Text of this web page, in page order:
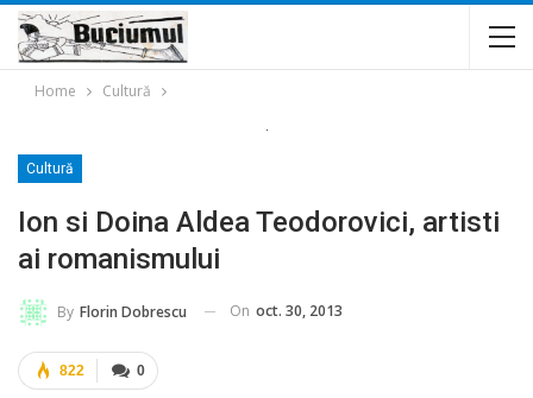
Home Cultură
Cultură
Ion si Doina Aldea Teodorovici, artisti
ai romanismului
By Florin Dobrescu On oct. 30, 2013
0
822